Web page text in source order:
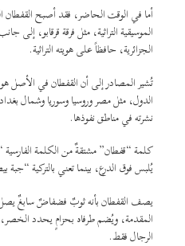
أما في الوقت الحاضر، فقد أصبح القفطان
الموسيقية التراثية، مثل فرقة قرقابو، إلى
الجزائرية، حافظاً على هويته التراثية.
تُشير المصادر إلى أن القفطان في الأصل
الدول، مثل مصر وروسيا وسوريا وشمال
نشرته في مناطق نفوذها.
كلمة “قفطان” مشتقةٌ من الكلمة
يُلبس فوق الدرع، بينما تعني بالتركية
يصف القفطان بأنه ثوبٌ فضفاضٌ سابغٌ
المقدمة، ويُضم طرفاه بحزامٍ يحدد
الرجال فقط.